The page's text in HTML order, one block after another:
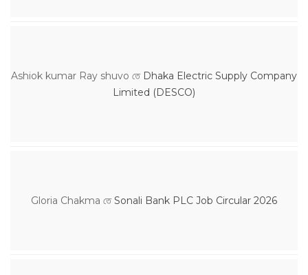
Ashiok kumar Ray shuvo তে Dhaka Electric Supply Company
Limited (DESCO)
Gloria Chakma তেSonali Bank PLC Job Circular 2026